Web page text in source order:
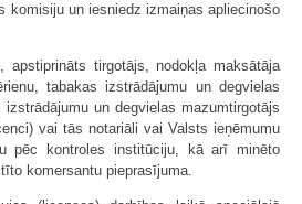
komisiju un iesniedz izmaiņas apliecinošo
apstiprināts tirgotājs, nodokļa maksātāja
tabakas izstrādājumu un degvielas
un degvielas mazumtirgotājs
vai tās notariāli vai Valsts ieņēmumu
pēc kontroles institūciju, kā arī minēto
komersantu pieprasījuma.